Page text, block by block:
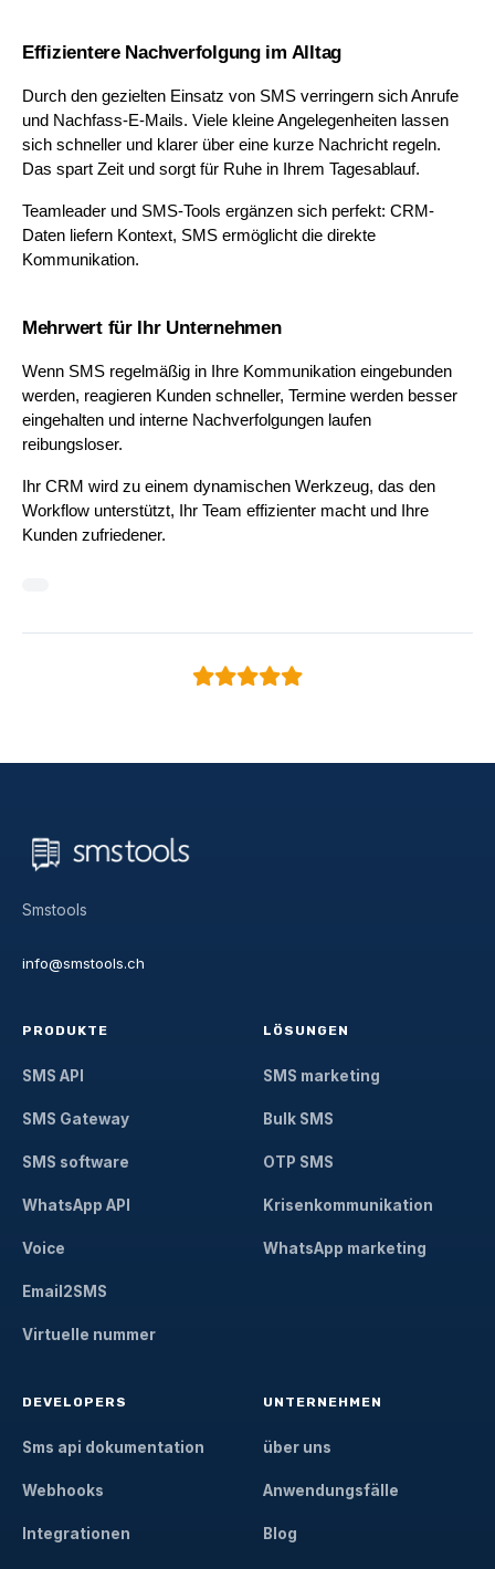
Effizientere Nachverfolgung im Alltag
Durch den gezielten Einsatz von SMS verringern sich Anrufe
und Nachfass-E-Mails. Viele kleine Angelegenheiten lassen
sich schneller und klarer über eine kurze Nachricht regeln.
Das spart Zeit und sorgt für Ruhe in Ihrem Tagesablauf.
Teamleader und SMS-Tools ergänzen sich perfekt: CRM-
Daten liefern Kontext, SMS ermöglicht die direkte
Kommunikation.
Mehrwert für Ihr Unternehmen
Wenn SMS regelmäßig in Ihre Kommunikation eingebunden
werden, reagieren Kunden schneller, Termine werden besser
eingehalten und interne Nachverfolgungen laufen
reibungsloser.
Ihr CRM wird zu einem dynamischen Werkzeug, das den
Workflow unterstützt, Ihr Team effizienter macht und Ihre
Kunden zufriedener.
Smstools
info@smstools.ch
PRODUKTE
SMS API
SMS Gateway
SMS software
WhatsApp API
Voice
Email2SMS
Virtuelle nummer
LÖSUNGEN
SMS marketing
Bulk SMS
OTP SMS
Krisenkommunikation
WhatsApp marketing
DEVELOPERS
Sms api dokumentation
Webhooks
Integrationen
UNTERNEHMEN
über uns
Anwendungsfälle
Blog